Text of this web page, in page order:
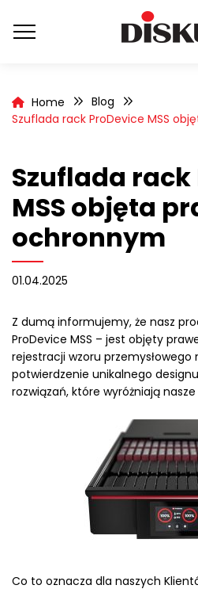
Home
Blog
Szuflada rack ProDevice MSS
Szuflada rack
MSS objęta
ochronnym
01.04.2025
Z dumą informujemy, że nasz
ProDevice MSS – jest objęty
rejestracji wzoru przemysłowego
potwierdzenie unikalnego
rozwiązań, które wyróżniają
Co to oznacza dla naszych